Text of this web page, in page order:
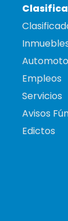
Empleos
Servicios
Avisos
Edictos